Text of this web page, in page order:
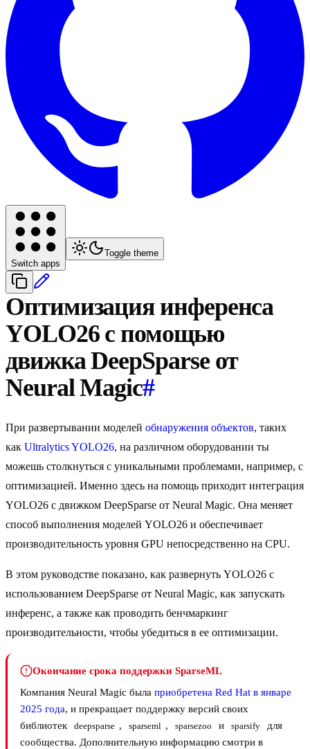
Switch apps
Toggle theme
Оптимизация инференса
YOLO26 с помощью
движка DeepSparse от
Neural Magic#
При развертывании моделей обнаружения объектов, таких
как Ultralytics YOLO26, на различном оборудовании ты
можешь столкнуться с уникальными проблемами, например, с
оптимизацией. Именно здесь на помощь приходит интеграция
YOLO26 с движком DeepSparse от Neural Magic. Она меняет
способ выполнения моделей YOLO26 и обеспечивает
производительность уровня GPU непосредственно на CPU.
В этом руководстве показано, как развернуть YOLO26 с
использованием DeepSparse от Neural Magic, как запускать
инференс, а также как проводить бенчмаркинг
производительности, чтобы убедиться в ее оптимизации.
Окончание срока поддержки SparseML
Компания Neural Magic была приобретена Red Hat в январе
2025 года, и прекращает поддержку версий своих
библиотек
deepsparse , sparseml , sparsezoo и sparsify
для
сообщества. Дополнительную информацию смотри в